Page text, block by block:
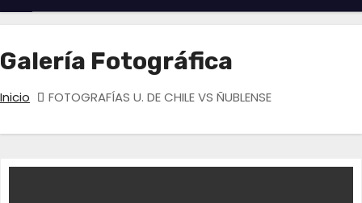
Galería Fotográfica
Inicio FOTOGRAFÍAS U. DE CHILE VS ÑUBLENSE